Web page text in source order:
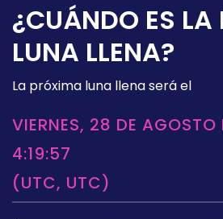
¿CUÁNDO ES
LUNA LLENA?
La próxima luna llena será el
VIERNES, 28 DE
4:19:57
(UTC, UTC)